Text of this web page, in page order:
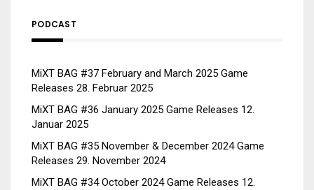
PODCAST
MiXT BAG #37 February and March 2025 Game
Releases 28. Februar 2025
MiXT BAG #36 January 2025 Game Releases 12.
Januar 2025
MiXT BAG #35 November & December 2024 Game
Releases 29. November 2024
MiXT BAG #34 October 2024 Game Releases 12.